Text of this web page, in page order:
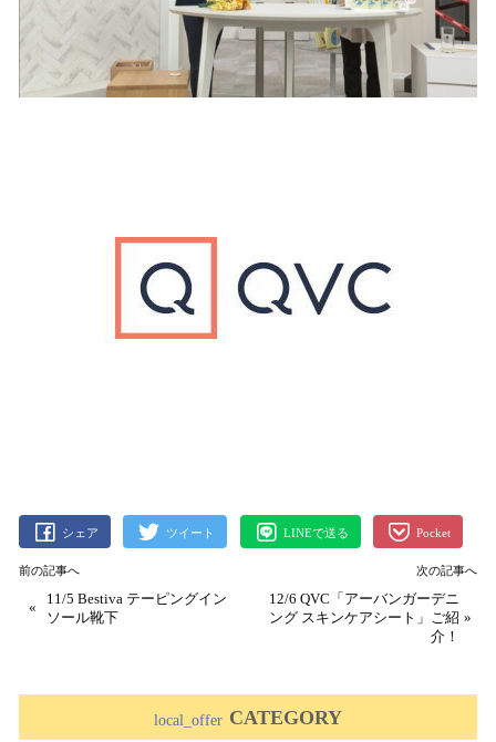
シェア ツイート LINEで送る Pocket
前の記事へ
«
11/5 Bestiva テーピングイン
ソール靴下
次の記事へ
12/6 QVC「アーバンガーデニ
ング スキンケアシート」ご紹
介！
»
CATEGORY